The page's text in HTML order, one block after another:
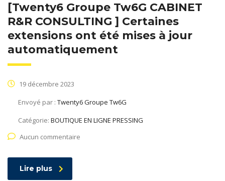
[Twenty6 Groupe Tw6G CABINET
R&R CONSULTING ] Certaines
extensions ont été mises à jour
automatiquement
19 décembre 2023
Envoyé par : Twenty6 Groupe Tw6G
Catégorie: BOUTIQUE EN LIGNE PRESSING
Aucun commentaire
Lire plus